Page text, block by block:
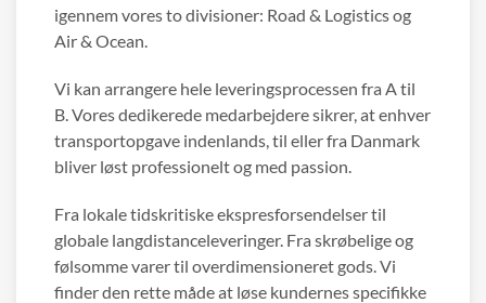
igennem vores to divisioner: Road & Logistics og
Air & Ocean.
Vi kan arrangere hele leveringsprocessen fra A til
B. Vores dedikerede medarbejdere sikrer, at enhver
transportopgave indenlands, til eller fra Danmark
bliver løst professionelt og med passion.
Fra lokale tidskritiske ekspresforsendelser til
globale langdistanceleveringer. Fra skrøbelige og
følsomme varer til overdimensioneret gods. Vi
finder den rette måde at løse kundernes specifikke